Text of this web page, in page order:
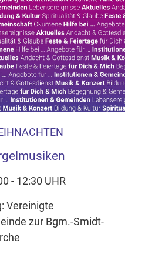
- 12:30 UHR
Vereinigte
zur Bgm.-Smidt-